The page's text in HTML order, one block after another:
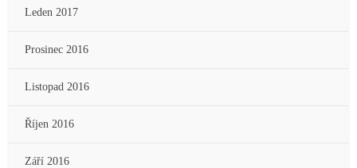
Leden 2017
Prosinec 2016
Listopad 2016
Říjen 2016
Září 2016